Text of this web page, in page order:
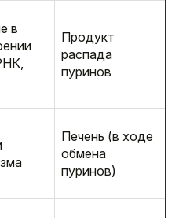
в
Продукт
распада
пуринов
Печень (в ходе
обмена
пуринов)